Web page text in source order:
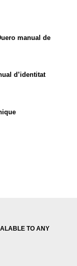
manual de
d’identitat
TO ANY